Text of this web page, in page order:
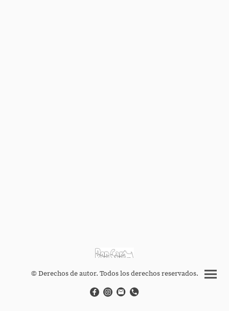
© Derechos de autor. Todos los derechos reservados.